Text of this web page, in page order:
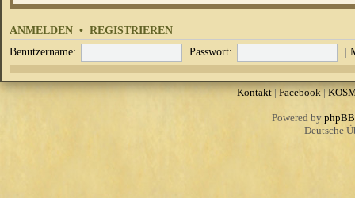
ANMELDEN • REGISTRIEREN
Benutzername: Passwort: |
Kontakt| Facebook|
Powered by phpBB
Deutsche